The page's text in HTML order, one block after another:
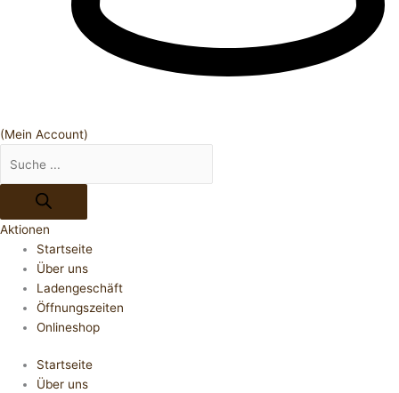
(Mein Account)
Aktionen
Startseite
Über uns
Ladengeschäft
Öffnungszeiten
Onlineshop
Startseite
Über uns